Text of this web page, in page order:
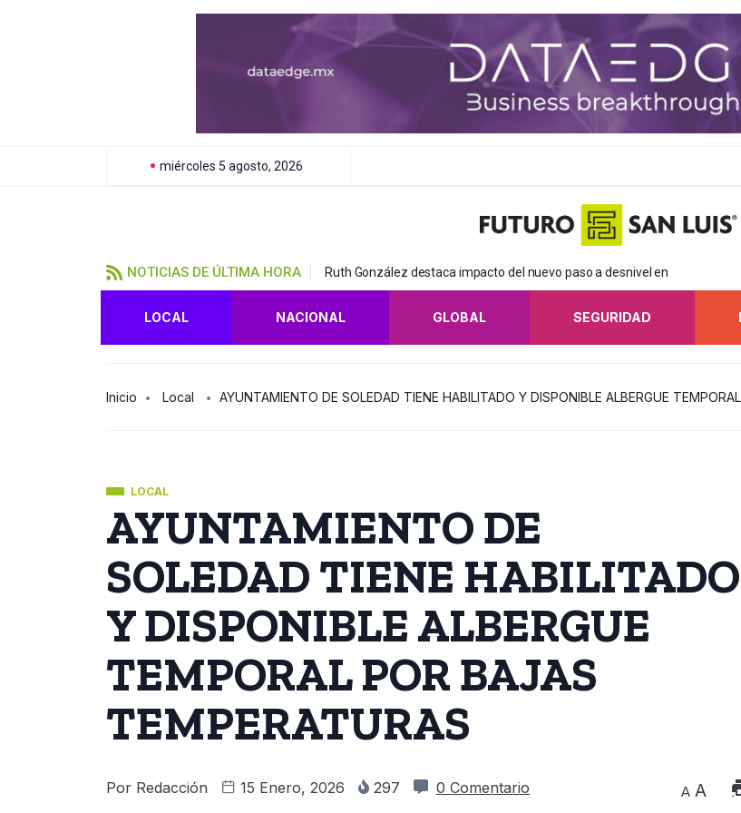
miércoles 5 agosto, 2026
NOTICIAS DE ÚLTIMA HORA Ruth González destaca impacto del nuevo paso a desnivel en
LOCAL NACIONAL GLOBAL SEGURIDAD
Inicio Local AYUNTAMIENTO DE SOLEDAD TIENE HABILITADO Y DISPONIBLE ALBERGUE
LOCAL
AYUNTAMIENTO DE
SOLEDAD TIENE HABILITADO
Y DISPONIBLE ALBERGUE
TEMPORAL POR BAJAS
TEMPERATURAS
Por Redacción 15 Enero, 2026 297 0 Comentario A A